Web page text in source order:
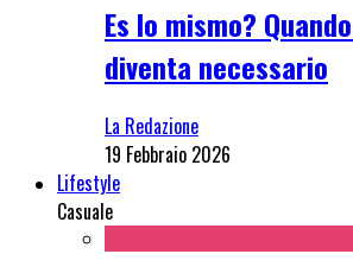
Es lo mismo?
diventa necessario
La Redazione
19 Febbraio 2026
Lifestyle
Casuale